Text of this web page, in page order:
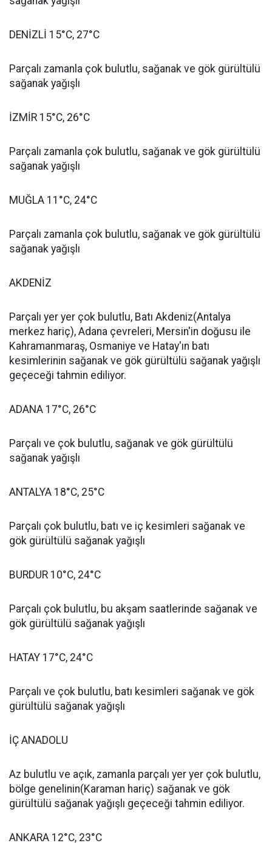
DENİZLİ 15°C, 27°C
Parçalı zamanla çok bulutlu, sağanak ve gök gürültülü
sağanak yağışlı
İZMİR 15°C, 26°C
Parçalı zamanla çok bulutlu, sağanak ve gök gürültülü
sağanak yağışlı
MUĞLA 11°C, 24°C
Parçalı zamanla çok bulutlu, sağanak ve gök gürültülü
sağanak yağışlı
AKDENİZ
Parçalı yer yer çok bulutlu, Batı Akdeniz(Antalya
merkez hariç), Adana çevreleri, Mersin'in doğusu ile
Kahramanmaraş, Osmaniye ve Hatay'ın batı
kesimlerinin sağanak ve gök gürültülü sağanak yağışlı
geçeceği tahmin ediliyor.
ADANA 17°C, 26°C
Parçalı ve çok bulutlu, sağanak ve gök gürültülü
sağanak yağışlı
ANTALYA 18°C, 25°C
Parçalı çok bulutlu, batı ve iç kesimleri sağanak ve
gök gürültülü sağanak yağışlı
BURDUR 10°C, 24°C
Parçalı çok bulutlu, bu akşam saatlerinde sağanak ve
gök gürültülü sağanak yağışlı
HATAY 17°C, 24°C
Parçalı ve çok bulutlu, batı kesimleri sağanak ve gök
gürültülü sağanak yağışlı
İÇ ANADOLU
Az bulutlu ve açık, zamanla parçalı yer yer çok bulutlu,
bölge genelinin(Karaman hariç) sağanak ve gök
gürültülü sağanak yağışlı geçeceği tahmin ediliyor.
ANKARA 12°C, 23°C